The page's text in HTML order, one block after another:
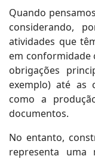
Quando
considerando,
atividades que
em conformidade
obrigações
exemplo) até as
como a
documentos.
No entanto,
representa uma